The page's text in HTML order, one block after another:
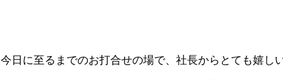
今日に至るまでのお打合せの場で、社長からとても嬉し